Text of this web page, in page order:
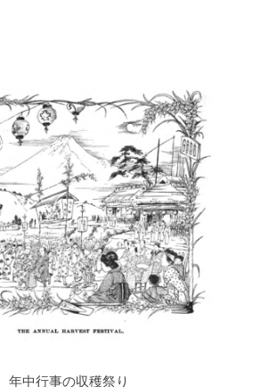
年中行事の収穫祭り